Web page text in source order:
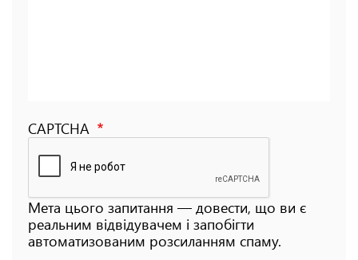
CAPTCHA
Мета цього запитання — довести, що ви є
реальним відвідувачем і запобігти
автоматизованим розсиланням спаму.